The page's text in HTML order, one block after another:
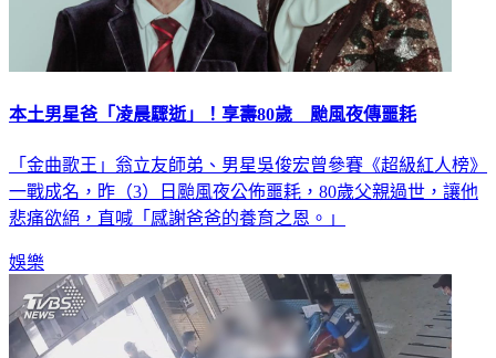
本土男星爸「凌晨驟逝」！享壽80歲 颱風夜傳噩耗
「金曲歌王」翁立友師弟、男星吳俊宏曾參賽《超級紅人榜》
一戰成名，昨（3）日颱風夜公佈噩耗，80歲父親過世，讓他
悲痛欲絕，直喊「感謝爸爸的養育之恩。」
娛樂